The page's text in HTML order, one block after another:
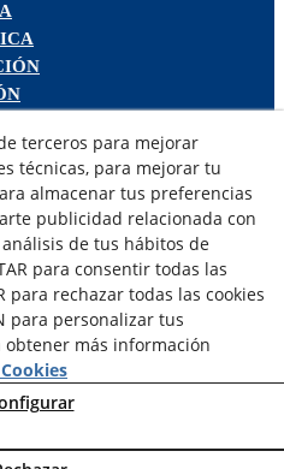
terceros para mejorar
técnicas, para mejorar tu
almacenar tus preferencias
publicidad relacionada con
de tus hábitos de
para consentir todas las
para rechazar todas las cookies
para personalizar tus
obtener más información